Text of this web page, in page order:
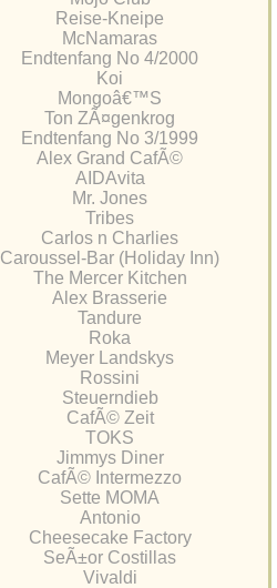
Reise-Kneipe
McNamaras
Endtenfang No 4/2000
Koi
Mongoâ€™S
Ton ZÃ¤genkrog
Endtenfang No 3/1999
Alex Grand CafÃ©
AIDAvita
Mr. Jones
Tribes
Carlos n Charlies
Caroussel-Bar (Holiday Inn)
The Mercer Kitchen
Alex Brasserie
Tandure
Roka
Meyer Landskys
Rossini
Steuerndieb
CafÃ© Zeit
TOKS
Jimmys Diner
CafÃ© Intermezzo
Sette MOMA
Antonio
Cheesecake Factory
SeÃ±or Costillas
Vivaldi